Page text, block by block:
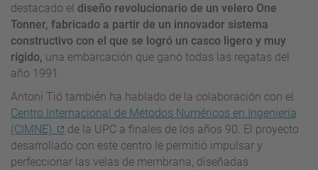
destacado el diseño revolucionario de un velero One
Tonner, fabricado a partir de un innovador sistema
constructivo con el que se logró un casco ligero y muy
rígido, una embarcación que ganó todas las regatas del
año 1991.
Antoni Tió también ha hablado de la colaboración con el
Centro Internacional de Métodos Numéricos en Ingeniería
(CIMNE)
de la UPC a finales de los años 90. El proyecto
desarrollado con este centro le permitió impulsar y
perfeccionar las velas de membrana, diseñadas